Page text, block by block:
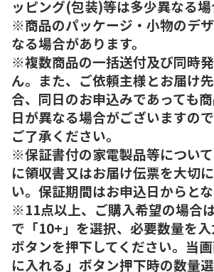
ッピング(包装)等は多少異なる場
※商品のパッケージ・小物のデ
なる場合があります。
※複数商品の一括送付及び同時
ん。また、ご依頼主様とお届け
合、同日のお申込みであっても
日が異なる場合がございますの
ご了承ください。
※保証書付の家電製品等につい
に領収書又はお届け伝票を大切
い。保証期間はお申込日からとな
※11点以上、ご購入希望の場合
で「10+」を選択、必要数量を入
ボタンを押下してください。当
に入れる」ボタン押下時の数量